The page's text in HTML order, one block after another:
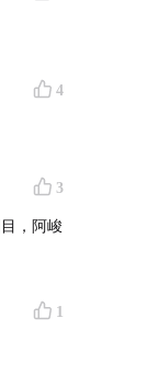
4
3
，阿峻
1